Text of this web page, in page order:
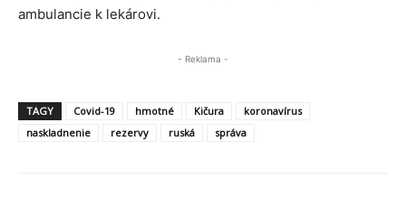
ambulancie k lekárovi.
- Reklama -
TAGY Covid-19 hmotné Kičura
koronavírus
naskladnenie
rezervy ruská správa